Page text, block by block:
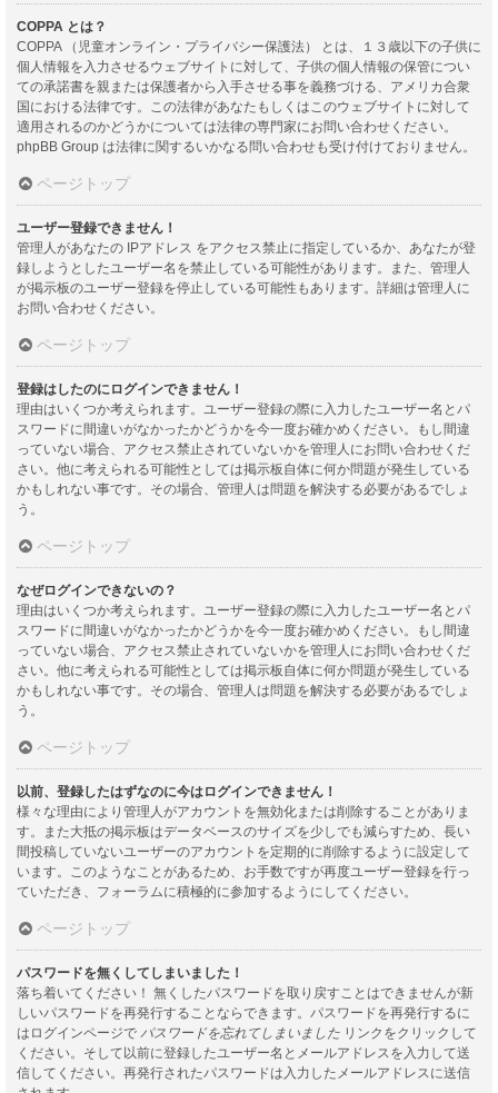
COPPA とは？
COPPA （児童オンライン・プライバシー保護法） とは、１３歳以下の子供に
個人情報を入力させるウェブサイトに対して、子供の個人情報の保管につい
ての承諾書を親または保護者から入手させる事を義務づける、アメリカ合衆
国における法律です。この法律があなたもしくはこのウェブサイトに対して
適用されるのかどうかについては法律の専門家にお問い合わせください。
phpBB Group は法律に関するいかなる問い合わせも受け付けておりません。
ページトップ
ユーザー登録できません！
管理人があなたの IPアドレス をアクセス禁止に指定しているか、あなたが登
録しようとしたユーザー名を禁止している可能性があります。また、管理人
が掲示板のユーザー登録を停止している可能性もあります。詳細は管理人に
お問い合わせください。
ページトップ
登録はしたのにログインできません！
理由はいくつか考えられます。ユーザー登録の際に入力したユーザー名とパ
スワードに間違いがなかったかどうかを今一度お確かめください。もし間違
っていない場合、アクセス禁止されていないかを管理人にお問い合わせくだ
さい。他に考えられる可能性としては掲示板自体に何か問題が発生している
かもしれない事です。その場合、管理人は問題を解決する必要があるでしょ
う。
ページトップ
なぜログインできないの？
理由はいくつか考えられます。ユーザー登録の際に入力したユーザー名とパ
スワードに間違いがなかったかどうかを今一度お確かめください。もし間違
っていない場合、アクセス禁止されていないかを管理人にお問い合わせくだ
さい。他に考えられる可能性としては掲示板自体に何か問題が発生している
かもしれない事です。その場合、管理人は問題を解決する必要があるでしょ
う。
ページトップ
以前、登録したはずなのに今はログインできません！
様々な理由により管理人がアカウントを無効化または削除することがありま
す。また大抵の掲示板はデータベースのサイズを少しでも減らすため、長い
間投稿していないユーザーのアカウントを定期的に削除するように設定して
います。このようなことがあるため、お手数ですが再度ユーザー登録を行っ
ていただき、フォーラムに積極的に参加するようにしてください。
ページトップ
パスワードを無くしてしまいました！
落ち着いてください！ 無くしたパスワードを取り戻すことはできませんが新
しいパスワードを再発行することならできます。パスワードを再発行するに
はログインページで パスワードを忘れてしまいました リンクをクリックして
ください。そして以前に登録したユーザー名とメールアドレスを入力して送
信してください。再発行されたパスワードは入力したメールアドレスに送信